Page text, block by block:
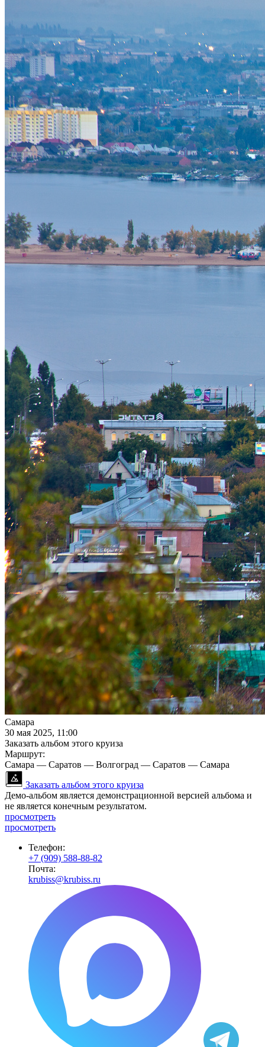
Самара
30 мая 2025, 11:00
Заказать альбом этого круиза
Маршрут:
Самара — Саратов — Волгоград — Саратов — Самара
Заказать альбом этого круиза
Демо-альбом является демонстрационной версией альбома и
не является конечным результатом.
просмотреть
просмотреть
Телефон:
+7 (909) 588-88-82
Почта:
krubiss@krubiss.ru